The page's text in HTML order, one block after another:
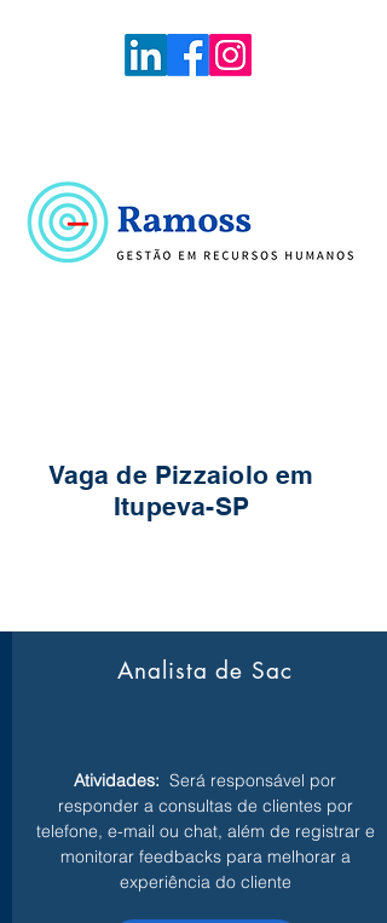
Vaga de Pizzaiolo em
Itupeva-SP
Analista de Sac
Atividades: Será responsável por
responder a consultas de clientes por
telefone, e-mail ou chat, além de registrar e
monitorar feedbacks para melhorar a
experiência do cliente